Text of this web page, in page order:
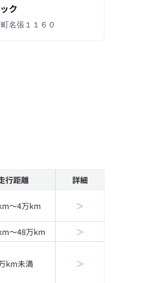
ク
名張１１６０
行距離 詳細
〜4万km ＞
〜48万km ＞
km未満 ＞